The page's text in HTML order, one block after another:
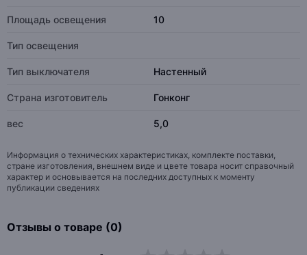
Площадь освещения 10
Тип освещения
Тип выключателя Настенный
Страна изготовитель Гонконг
вес 5,0
Информация о технических характеристиках, комплекте поставки,
стране изготовления, внешнем виде и цвете товара носит справочный
характер и основывается на последних доступных к моменту
публикации сведениях
Отзывы о товаре (0)